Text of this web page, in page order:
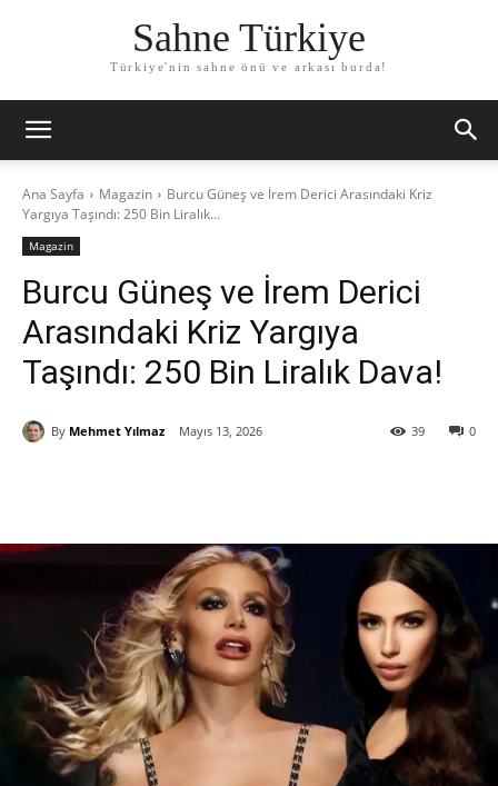
Sahne Türkiye
Türkiye'nin sahne önü ve arkası burda!
Ana Sayfa Magazin
Burcu Güneş ve İrem Derici Arasındaki Kriz
Yargıya Taşındı: 250 Bin Liralık...
Magazin
Burcu Güneş ve İrem Derici
Arasındaki Kriz Yargıya
Taşındı: 250 Bin Liralık Dava!
By Mehmet Yılmaz Mayıs 13, 2026 0
39